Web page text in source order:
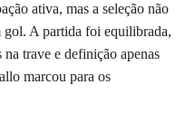
ativa, mas a seleção não
gol. A partida foi equilibrada,
trave e definição apenas
marcou para os